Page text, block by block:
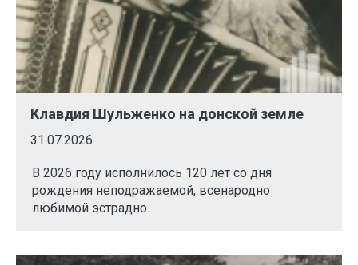
Клавдия Шульженко на донской земле
31.07.2026
В 2026 году исполнилось 120 лет со дня
рождения неподражаемой, всенародно
любимой эстрадно...